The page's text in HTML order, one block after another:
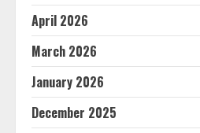
April 2026
March 2026
January 2026
December 2025